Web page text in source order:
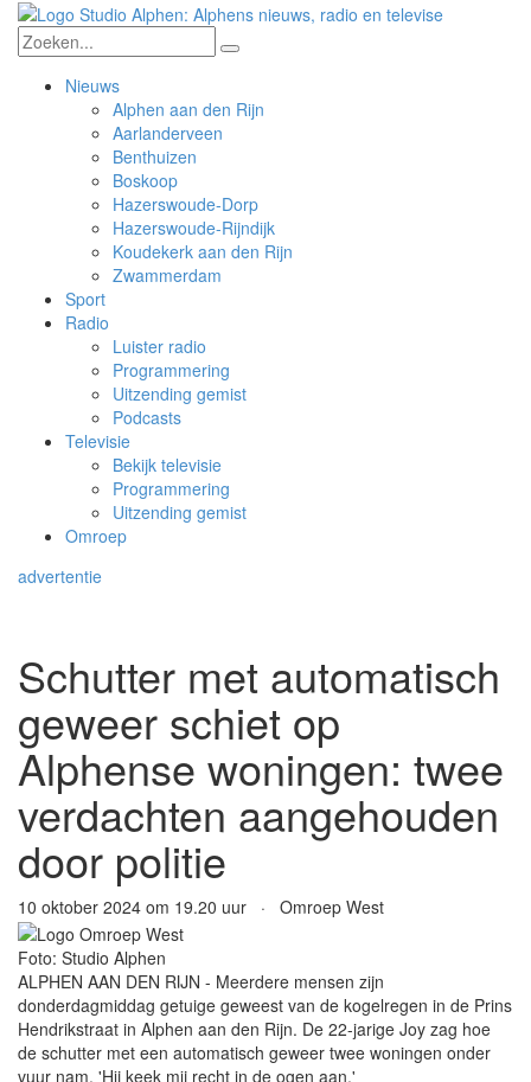
Nieuws
Alphen aan den Rijn
Aarlanderveen
Benthuizen
Boskoop
Hazerswoude-Dorp
Hazerswoude-Rijndijk
Koudekerk aan den Rijn
Zwammerdam
Sport
Radio
Luister radio
Programmering
Uitzending gemist
Podcasts
Televisie
Bekijk televisie
Programmering
Uitzending gemist
Omroep
advertentie
Schutter met automatisch
geweer schiet op
Alphense woningen: twee
verdachten aangehouden
door politie
10 oktober 2024 om 19.20 uur · Omroep West
Foto: Studio Alphen
ALPHEN AAN DEN RIJN - Meerdere mensen zijn
donderdagmiddag getuige geweest van de kogelregen in de Prins
Hendrikstraat in Alphen aan den Rijn. De 22-jarige Joy zag hoe
de schutter met een automatisch geweer twee woningen onder
vuur nam. 'Hij keek mij recht in de ogen aan.'